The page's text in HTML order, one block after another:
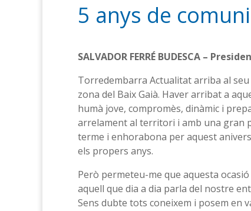
5 anys de
SALVADOR FERRÉ BUDESCA –
Torredembarra Actualitat arriba al
zona del Baix Gaià. Haver arribat a
humà jove, compromès, dinàmic i
arrelament al territori i amb una gran
terme i enhorabona per aquest
els propers anys.
Però permeteu-me que aquesta
aquell que dia a dia parla del nostre
Sens dubte tots coneixem i posem en